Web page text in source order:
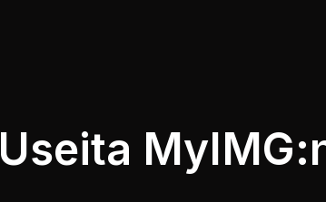
Useita